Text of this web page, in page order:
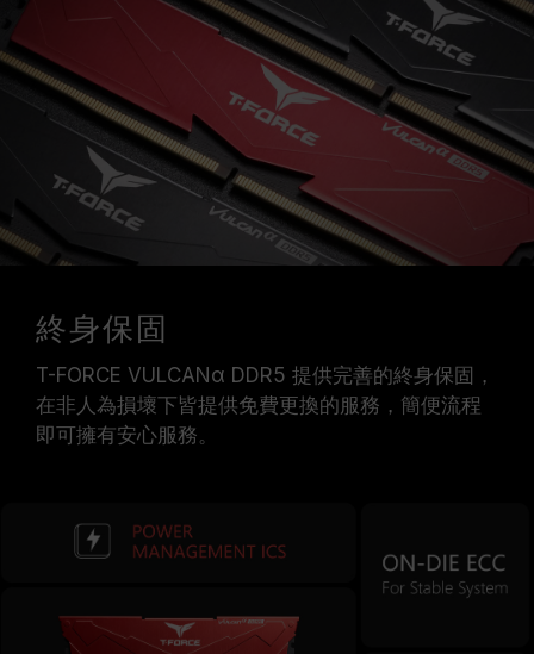
終身保固
T-FORCE VULCANα DDR5 提供完善的終身保固，
在非人為損壞下皆提供免費更換的服務，簡便流程
即可擁有安心服務。